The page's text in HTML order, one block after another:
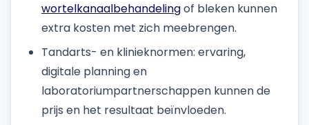
wortelkanaalbehandelingof bleken kunnen
extra kosten met zich meebrengen.
Tandarts- en klinieknormen: ervaring,
digitale planning en
laboratoriumpartnerschappen kunnen de
prijs en het resultaat beïnvloeden.